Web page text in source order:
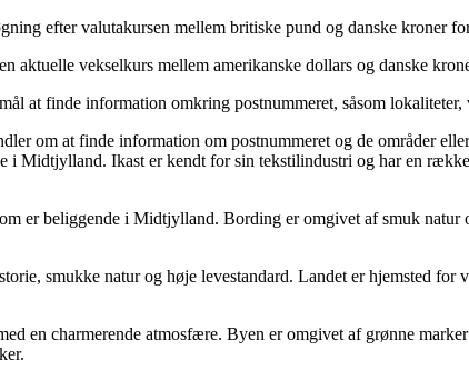
efter valutakursen mellem britiske pund og danske kroner
aktuelle vekselkurs mellem amerikanske dollars og danske
at finde information omkring postnummeret, såsom
om at finde information om postnummeret og de områder
Midtjylland. Ikast er kendt for sin tekstilindustri og har en
er beliggende i Midtjylland. Bording er omgivet af smuk
smukke natur og høje levestandard. Landet er hjemsted
en charmerende atmosfære. Byen er omgivet af grønne